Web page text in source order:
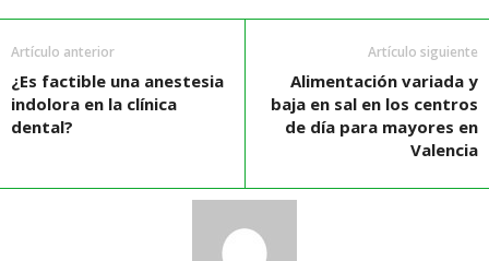
Artículo anterior
¿Es factible una anestesia
indolora en la clínica
dental?
Artículo siguiente
Alimentación variada y
baja en sal en los centros
de día para mayores en
Valencia